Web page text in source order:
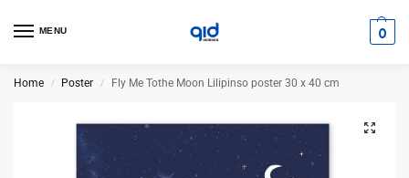
MENU 0
Home / Poster / Fly Me Tothe Moon Lilipinso poster 30 x 40 cm